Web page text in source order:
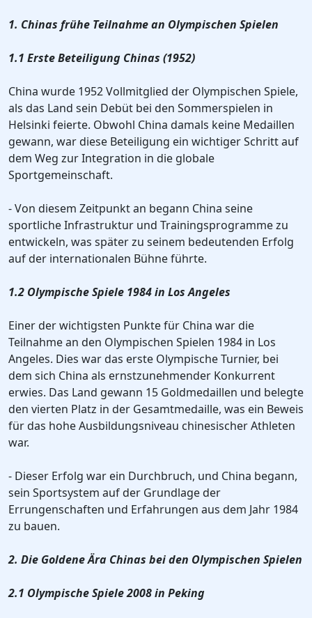
1. Chinas frühe Teilnahme an Olympischen Spielen
1.1 Erste Beteiligung Chinas (1952)
China wurde 1952 Vollmitglied der Olympischen Spiele,
als das Land sein Debüt bei den Sommerspielen in
Helsinki feierte. Obwohl China damals keine Medaillen
gewann, war diese Beteiligung ein wichtiger Schritt auf
dem Weg zur Integration in die globale
Sportgemeinschaft.
- Von diesem Zeitpunkt an begann China seine
sportliche Infrastruktur und Trainingsprogramme zu
entwickeln, was später zu seinem bedeutenden Erfolg
auf der internationalen Bühne führte.
1.2 Olympische Spiele 1984 in Los Angeles
Einer der wichtigsten Punkte für China war die
Teilnahme an den Olympischen Spielen 1984 in Los
Angeles. Dies war das erste Olympische Turnier, bei
dem sich China als ernstzunehmender Konkurrent
erwies. Das Land gewann 15 Goldmedaillen und belegte
den vierten Platz in der Gesamtmedaille, was ein Beweis
für das hohe Ausbildungsniveau chinesischer Athleten
war.
- Dieser Erfolg war ein Durchbruch, und China begann,
sein Sportsystem auf der Grundlage der
Errungenschaften und Erfahrungen aus dem Jahr 1984
zu bauen.
2. Die Goldene Ära Chinas bei den Olympischen Spielen
2.1 Olympische Spiele 2008 in Peking